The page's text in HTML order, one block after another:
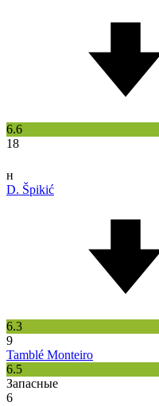
6.6
18
н
D. Špikić
6.3
9
Tamblé Monteiro
6.5
Запасные
6